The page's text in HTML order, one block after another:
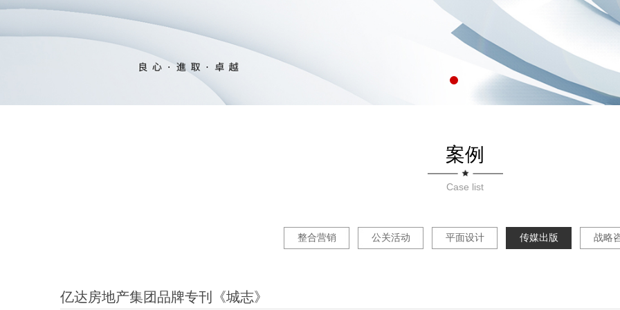
案例
Case list
整合营销 公关活动 平面设计 传媒出版 战略
亿达房地产集团品牌专刊《城志》